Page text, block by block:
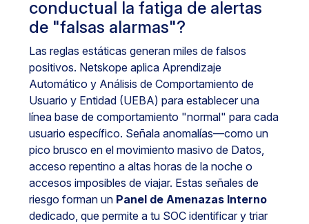
conductual la fatiga de alertas
de "falsas alarmas"?
Las reglas estáticas generan miles de falsos
positivos. Netskope aplica Aprendizaje
Automático y Análisis de Comportamiento de
Usuario y Entidad (UEBA) para establecer una
línea base de comportamiento "normal" para cada
usuario específico. Señala anomalías—como un
pico brusco en el movimiento masivo de Datos,
acceso repentino a altas horas de la noche o
accesos imposibles de viajar. Estas señales de
riesgo forman un Panel de Amenazas Interno
dedicado, que permite a tu SOC identificar y triar